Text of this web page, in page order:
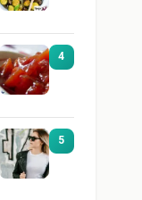
4
5